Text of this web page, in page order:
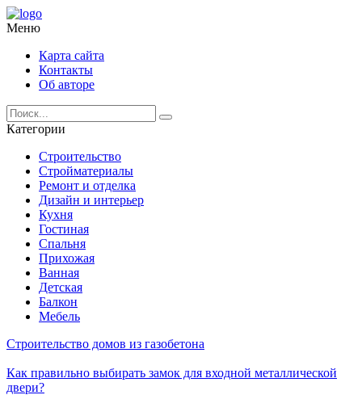
Меню
Карта сайта
Контакты
Об авторе
Категории
Строительство
Стройматериалы
Ремонт и отделка
Дизайн и интерьер
Кухня
Гостиная
Спальня
Прихожая
Ванная
Детская
Балкон
Мебель
Строительство домов из газобетона
Как правильно выбирать замок для входной металлической
двери?